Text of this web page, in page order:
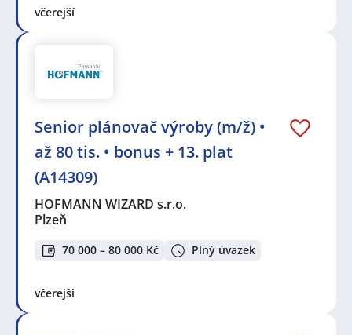
včerejší
Senior plánovač výroby (m/ž) •
až 80 tis. • bonus + 13. plat
(A14309)
HOFMANN WIZARD s.r.o.
Plzeň
70 000 – 80 000 Kč Plný úvazek
včerejší